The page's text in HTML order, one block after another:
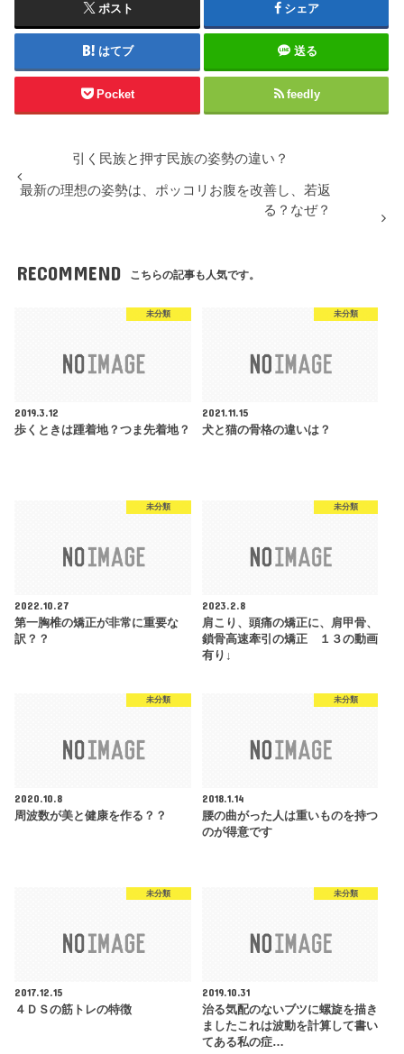
ポスト シェア
はてブ 送る
Pocket feedly
引く民族と押す民族の姿勢の違い？
最新の理想の姿勢は、ポッコリお腹を改善し、若返
る？なぜ？
RECOMMEND こちらの記事も人気です。
未分類
2019.3.12
歩くときは踵着地？つま先着地？
未分類
2021.11.15
犬と猫の骨格の違いは？
未分類
2022.10.27
第一胸椎の矯正が非常に重要な
訳？？
未分類
2023.2.8
肩こり、頭痛の矯正に、肩甲骨、
鎖骨高速牽引の矯正 １３の動画
有り↓
未分類
2020.10.8
周波数が美と健康を作る？？
未分類
2018.1.14
腰の曲がった人は重いものを持つ
のが得意です
未分類
2017.12.15
４ＤＳの筋トレの特徴
未分類
2019.10.31
治る気配のないブツに螺旋を描き
ましたこれは波動を計算して書い
てある私の症…